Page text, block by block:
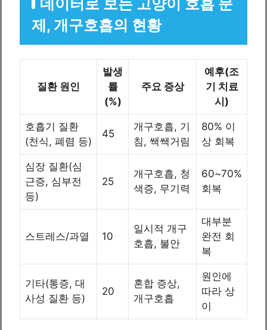
제, 개구호흡의 현황
질환 원인
발생
률
(%)
주요 증상
예후(조
기 치료
시)
호흡기 질환
(천식, 폐렴 등)
45
개구호흡, 기
침, 쌕쌕거림
80% 이
상 회복
심장 질환(심
근증, 심부전
등)
25
개구호흡, 청
색증, 무기력
60~70%
회복
스트레스/과열 10
일시적 개구
호흡, 불안
대부분
완전 회
복
기타(통증, 대
사성 질환 등)
20
혼합 증상,
개구호흡
원인에
따라 상
이